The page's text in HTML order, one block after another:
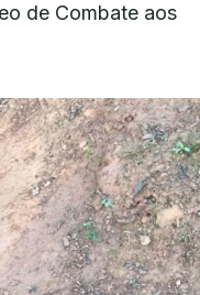
de Combate aos